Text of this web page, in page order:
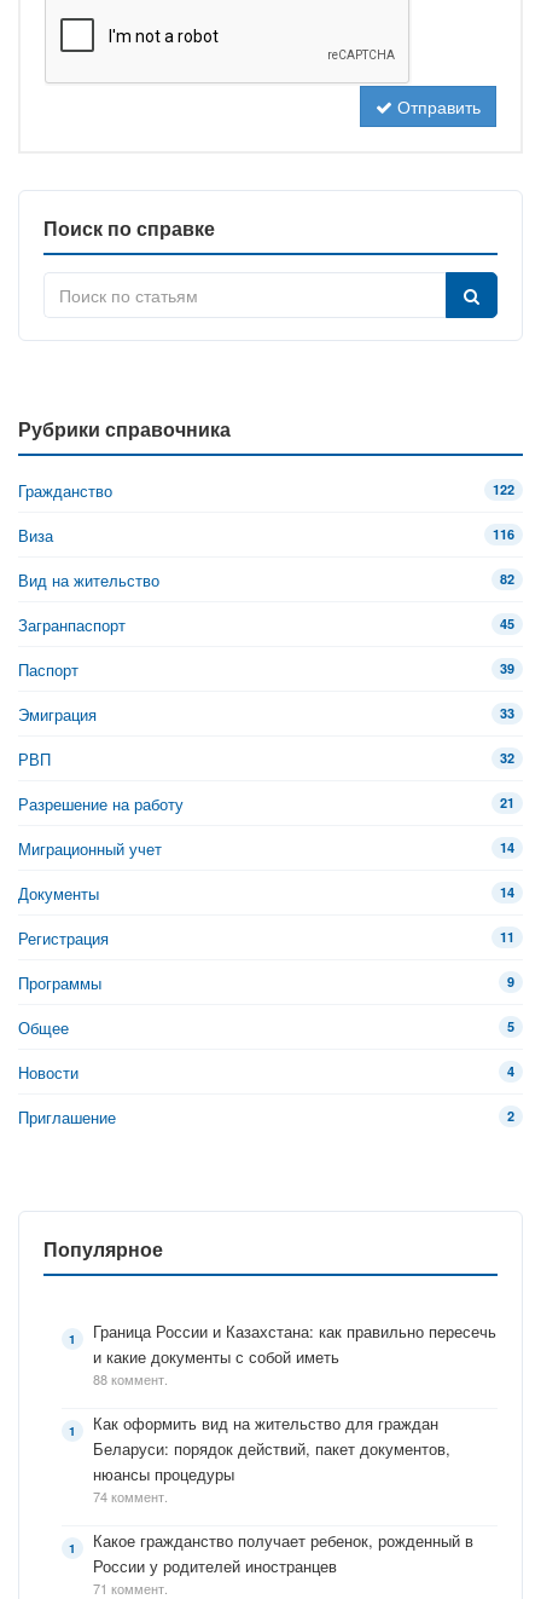
Отправить
Поиск по справке
Рубрики справочника
Гражданство 122
Виза 116
Вид на жительство 82
Загранпаспорт 45
Паспорт 39
Эмиграция 33
РВП 32
Разрешение на работу 21
Миграционный учет 14
Документы 14
Регистрация 11
Программы 9
Общее 5
Новости 4
Приглашение 2
Популярное
Граница России и Казахстана: как правильно пересечь
и какие документы с собой иметь
88 коммент.
Как оформить вид на жительство для граждан
Беларуси: порядок действий, пакет документов,
нюансы процедуры
74 коммент.
Какое гражданство получает ребенок, рожденный в
России у родителей иностранцев
71 коммент.